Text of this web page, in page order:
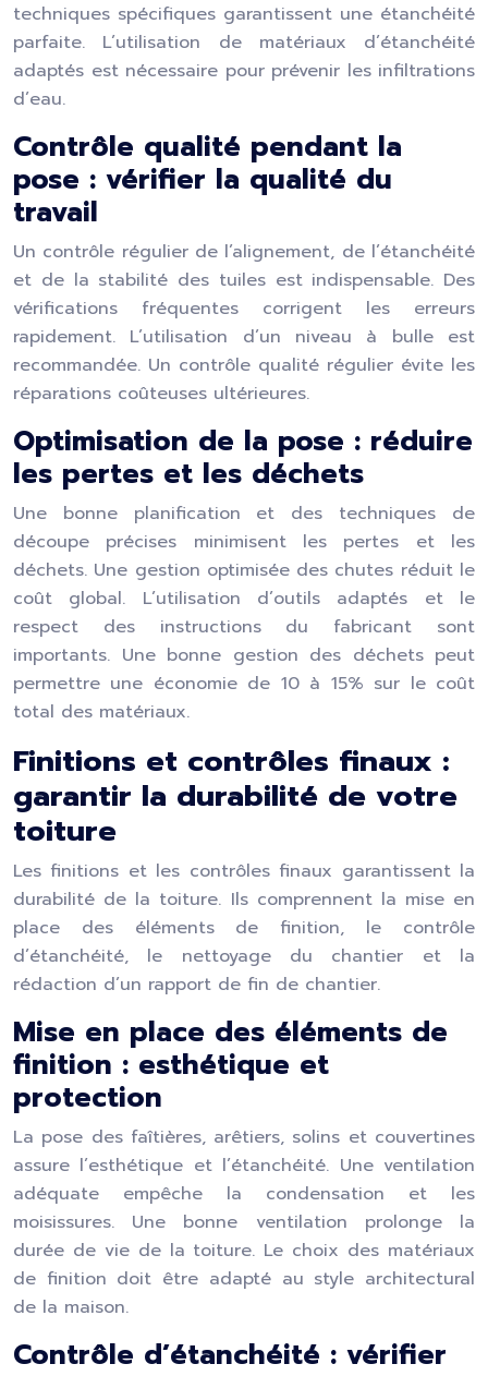
techniques spécifiques garantissent une étanchéité
parfaite. L’utilisation de matériaux d’étanchéité
adaptés est nécessaire pour prévenir les infiltrations
d’eau.
Contrôle qualité pendant la
pose : vérifier la qualité du
travail
Un contrôle régulier de l’alignement, de l’étanchéité
et de la stabilité des tuiles est indispensable. Des
vérifications fréquentes corrigent les erreurs
rapidement. L’utilisation d’un niveau à bulle est
recommandée. Un contrôle qualité régulier évite les
réparations coûteuses ultérieures.
Optimisation de la pose : réduire
les pertes et les déchets
Une bonne planification et des techniques de
découpe précises minimisent les pertes et les
déchets. Une gestion optimisée des chutes réduit le
coût global. L’utilisation d’outils adaptés et le
respect des instructions du fabricant sont
importants. Une bonne gestion des déchets peut
permettre une économie de 10 à 15% sur le coût
total des matériaux.
Finitions et contrôles finaux :
garantir la durabilité de votre
toiture
Les finitions et les contrôles finaux garantissent la
durabilité de la toiture. Ils comprennent la mise en
place des éléments de finition, le contrôle
d’étanchéité, le nettoyage du chantier et la
rédaction d’un rapport de fin de chantier.
Mise en place des éléments de
finition : esthétique et
protection
La pose des faîtières, arêtiers, solins et couvertines
assure l’esthétique et l’étanchéité. Une ventilation
adéquate empêche la condensation et les
moisissures. Une bonne ventilation prolonge la
durée de vie de la toiture. Le choix des matériaux
de finition doit être adapté au style architectural
de la maison.
Contrôle d’étanchéité : vérifier